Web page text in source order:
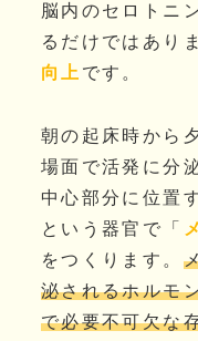
脳内のセロトニ
るだけではあり
向上 です。
朝の起床時から
場面で活発に分
中心部分に位置
という器官で「
をつくります。
泌されるホルモ
で必要不可欠な